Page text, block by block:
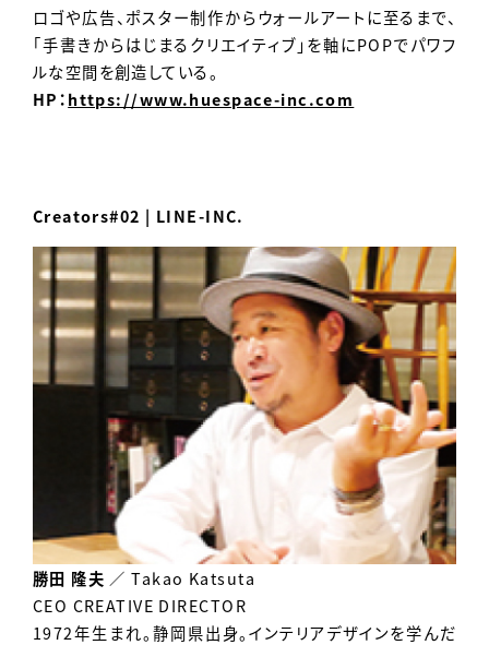
ロゴや広告、ポスター制作からウォールアートに至るまで、
「手書きからはじまるクリエイティブ」を軸にPOPでパワフ
ルな空間を創造している。
HP：https://www.huespace-inc.com
Creators#02 | LINE-INC.
勝田 隆夫 ／ Takao Katsuta
CEO CREATIVE DIRECTOR
1972年生まれ。静岡県出身。インテリアデザインを学んだ